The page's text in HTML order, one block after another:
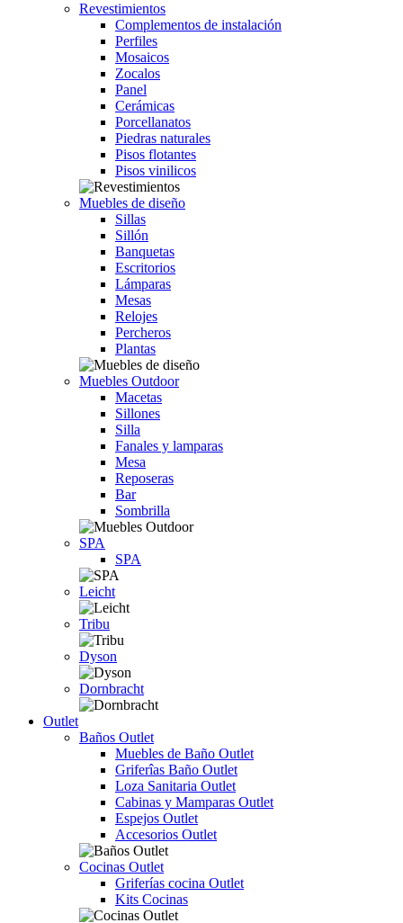
Revestimientos
Complementos de instalación
Perfiles
Mosaicos
Zocalos
Panel
Cerámicas
Porcellanatos
Piedras naturales
Pisos flotantes
Pisos vinilicos
Muebles de diseño
Sillas
Sillón
Banquetas
Escritorios
Lámparas
Mesas
Relojes
Percheros
Plantas
Muebles Outdoor
Macetas
Sillones
Silla
Fanales y lamparas
Mesa
Reposeras
Bar
Sombrilla
SPA
SPA
Leicht
Tribu
Dyson
Dornbracht
Outlet
Baños Outlet
Muebles de Baño Outlet
Griferîas Baño Outlet
Loza Sanitaria Outlet
Cabinas y Mamparas Outlet
Espejos Outlet
Accesorios Outlet
Cocinas Outlet
Griferías cocina Outlet
Kits Cocinas